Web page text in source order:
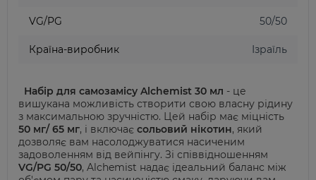
VG/PG 50/50
Країна-виробник Ізраїль
Набір для самозамісу Alchemist 30 мл - це
вишукана можливість створити свою власну рідину
з максимальною зручністю. Цей набір має міцність
50 мг/ 65 мг, і включає сольовий нікотин, який
дозволяє вам насолоджуватися насиченим
задоволенням від вейпінгу. Зі співвідношенням
VG/PG 50/50, Alchemist надає ідеальний баланс між